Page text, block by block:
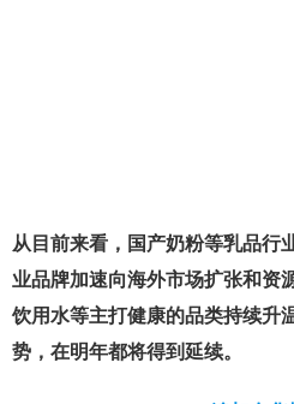
从目前来看，国产奶粉等乳品行
业品牌加速向海外市场扩张和资
饮用水等主打健康的品类持续升
势，在明年都将得到延续。